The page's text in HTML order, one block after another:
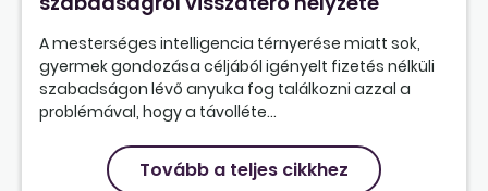
A mesterséges intelligencia térnyerése miatt sok,
gyermek gondozása céljából igényelt fizetés nélküli
szabadságon lévő anyuka fog találkozni azzal a
problémával, hogy a távolléte...
Tovább a teljes cikkhez